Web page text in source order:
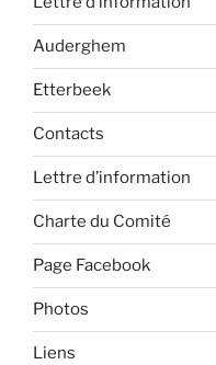
Auderghem
Etterbeek
Contacts
Lettre d’information
Charte du Comité
Page Facebook
Photos
Liens